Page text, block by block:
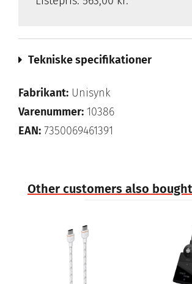
Tekniske specifikationer
Fabrikant: Unisynk
Varenummer: 10386
EAN: 7350069461391
Other customers also